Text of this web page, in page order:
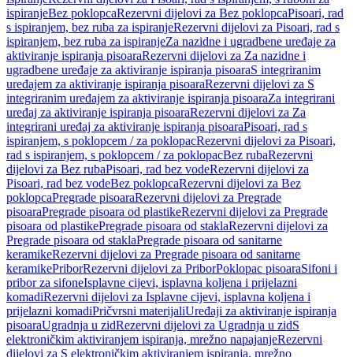
ispiranjeBez poklopcaRezervni dijelovi za Bez poklopcaPisoari, rad
s ispiranjem, bez ruba za ispiranjeRezervni dijelovi za Pisoari, rad s
ispiranjem, bez ruba za ispiranjeZa nazidne i ugradbene uređaje za
aktiviranje ispiranja pisoaraRezervni dijelovi za Za nazidne i
ugradbene uređaje za aktiviranje ispiranja pisoaraS integriranim
uređajem za aktiviranje ispiranja pisoaraRezervni dijelovi za S
integriranim uređajem za aktiviranje ispiranja pisoaraZa integrirani
uređaj za aktiviranje ispiranja pisoaraRezervni dijelovi za Za
integrirani uređaj za aktiviranje ispiranja pisoaraPisoari, rad s
ispiranjem, s poklopcem / za poklopacRezervni dijelovi za Pisoari,
rad s ispiranjem, s poklopcem / za poklopacBez rubaRezervni
dijelovi za Bez rubaPisoari, rad bez vodeRezervni dijelovi za
Pisoari, rad bez vodeBez poklopcaRezervni dijelovi za Bez
poklopcaPregrade pisoaraRezervni dijelovi za Pregrade
pisoaraPregrade pisoara od plastikeRezervni dijelovi za Pregrade
pisoara od plastikePregrade pisoara od staklaRezervni dijelovi za
Pregrade pisoara od staklaPregrade pisoara od sanitarne
keramikeRezervni dijelovi za Pregrade pisoara od sanitarne
keramikePriborRezervni dijelovi za PriborPoklopac pisoaraSifoni i
pribor za sifoneIsplavne cijevi, isplavna koljena i prijelazni
komadiRezervni dijelovi za Isplavne cijevi, isplavna koljena i
prijelazni komadiPričvrsni materijaliUređaji za aktiviranje ispiranja
pisoaraUgradnja u zidRezervni dijelovi za Ugradnja u zidS
elektroničkim aktiviranjem ispiranja, mrežno napajanjeRezervni
dijelovi za S elektroničkim aktiviranjem ispiranja, mrežno